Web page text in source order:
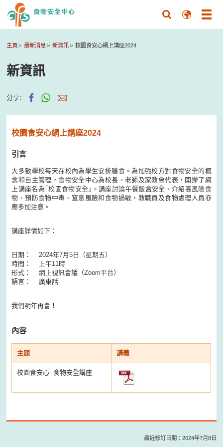
主頁 最新消息 新資訊 校園食安心網上講座2024
新資訊
分享:
校園食安心網上講座2024
引言
大多數學校每天在校內為學生安排膳食。為加強校方對食物安全的概
念和自主管理，食物安全中心為校長、老師及家教會代表，開辦了網
上講座名為｢校園食物安全｣。講座討論午餐飯盒安全、介紹高風險食
物、預防食物中毒、窒息風險和食物過敏，教職員及食物處理人員亦
應多加注意。
講座詳情如下：
日期： 2024年7月5日（星期五）
時間： 上午11時
形式： 網上視訊會議（Zoom平台）
語言： 廣東話
我們明年再會！
內容
主題 講義
校園食安心- 食物安全講座
最近修訂日期：2024年7月8日